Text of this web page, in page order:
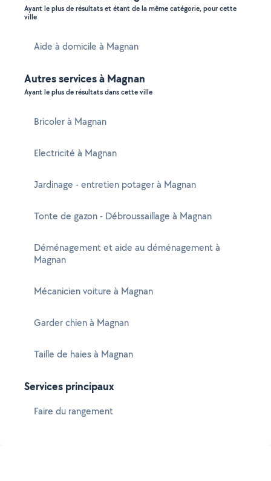
Ayant le plus de résultats et étant de la même catégorie, pour cette
ville
Aide à domicile à Magnan
Autres services à Magnan
Ayant le plus de résultats dans cette ville
Bricoler à Magnan
Electricité à Magnan
Jardinage - entretien potager à Magnan
Tonte de gazon - Débroussaillage à Magnan
Déménagement et aide au déménagement à
Magnan
Mécanicien voiture à Magnan
Garder chien à Magnan
Taille de haies à Magnan
Services principaux
Faire du rangement